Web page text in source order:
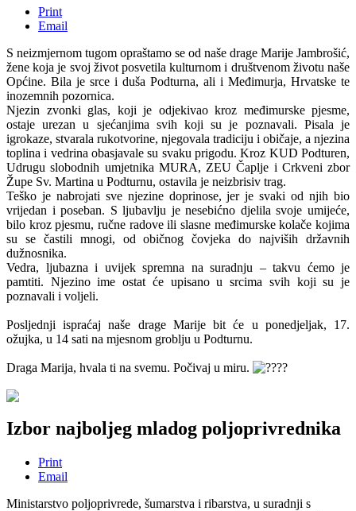
Print
Email
S neizmjernom tugom opraštamo se od naše drage Marije Jambrošić,
žene koja je svoj život posvetila kulturnom i društvenom životu naše
Općine. Bila je srce i duša Podturna, ali i Međimurja, Hrvatske te
inozemnih pozornica.
Njezin zvonki glas, koji je odjekivao kroz međimurske pjesme,
ostaje urezan u sjećanjima svih koji su je poznavali. Pisala je
igrokaze, stvarala rukotvorine, njegovala tradiciju i običaje, a njezina
toplina i vedrina obasjavale su svaku prigodu. Kroz KUD Podturen,
Udrugu slobodnih umjetnika MURA, ZEU Čaplje i Crkveni zbor
Župe Sv. Martina u Podturnu, ostavila je neizbrisiv trag.
Teško je nabrojati sve njezine doprinose, jer je svaki od njih bio
vrijedan i poseban. S ljubavlju je nesebićno djelila svoje umijeće,
bilo kroz pjesmu, ručne radove ili slasne međimurske kolače kojima
su se častili mnogi, od običnog čovjeka do najviših državnih
dužnosnika.
Vedra, ljubazna i uvijek spremna na suradnju – takvu ćemo je
pamtiti. Njezino ime ostat će upisano u srcima svih koji su je
poznavali i voljeli.
Posljednji ispraćaj naše drage Marije bit će u ponedjeljak, 17.
ožujka, u 14 sati na mjesnom groblju u Podturnu.
Draga Marija, hvala ti na svemu. Počivaj u miru.
Izbor najboljeg mladog poljoprivrednika
Print
Email
Ministarstvo poljoprivrede, šumarstva i ribarstva, u suradnji s